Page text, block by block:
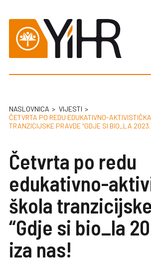
NASLOVNICA
VIJESTI
ČETVRTA PO REDU EDUKATIVNO-
TRANZICIJSKE PRAVDE “GDJE SI BIO_LA
Četvrta po redu
edukativno-
škola
“Gdje si bio_la
iza nas!